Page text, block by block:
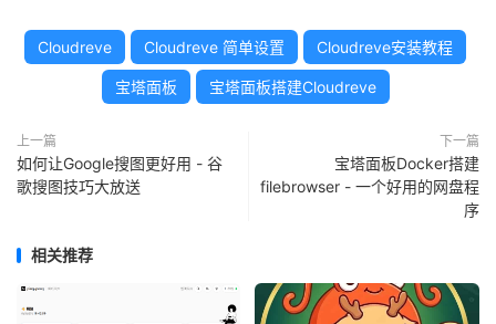
Cloudreve Cloudreve 简单设置 Cloudreve安装教程
宝塔面板 宝塔面板搭建Cloudreve
上一篇
如何让Google搜图更好用 - 谷
歌搜图技巧大放送
下一篇
宝塔面板Docker搭建
filebrowser - 一个好用的网盘程
序
相关推荐